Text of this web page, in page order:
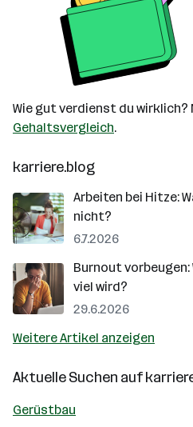
Wie gut verdienst du wirklich?
Gehaltsvergleich.
karriere.blog
Arbeiten bei Hitze:
nicht?
6.7.2026
Burnout vorbeugen:
viel wird?
29.6.2026
Weitere Artikel anzeigen
Aktuelle Suchen auf
Gerüstbau